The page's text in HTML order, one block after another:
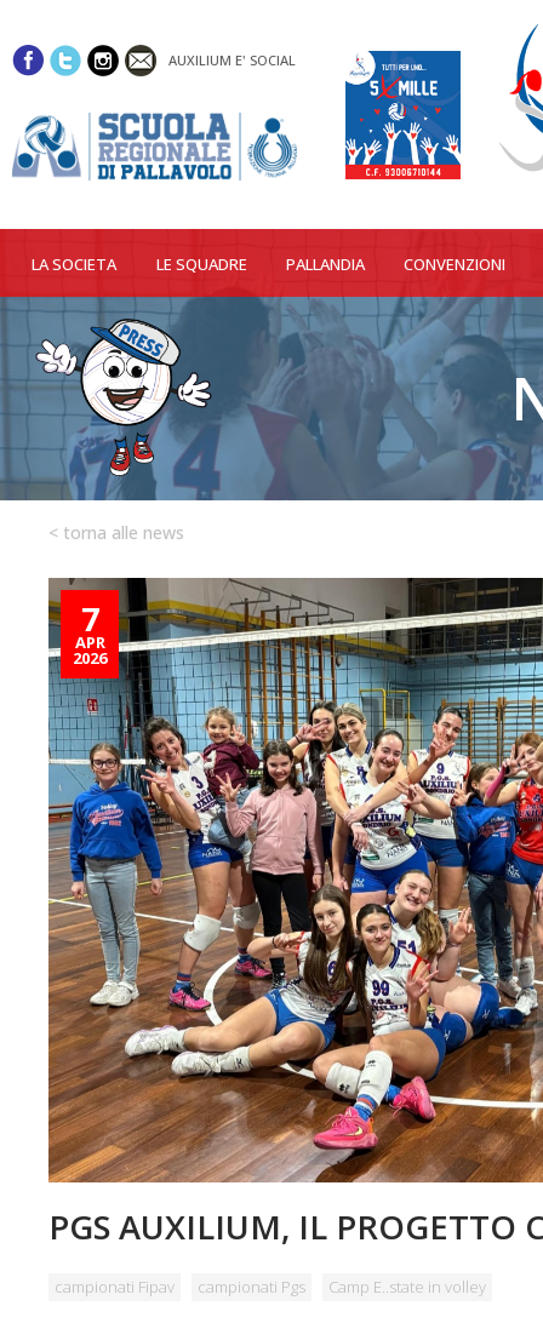
AUXILIUM E' SOCIAL
LA SOCIETA LE SQUADRE PALLANDIA CONVENZIONI
< torna alle news
7
APR
2026
PGS AUXILIUM, IL PROGETTO
campionati Fipav campionati Pgs Camp E..state in volley